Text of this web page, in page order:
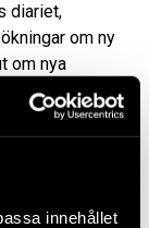
innehållet
diariet,
om ny
om nya
detta ändå ska
förhand om